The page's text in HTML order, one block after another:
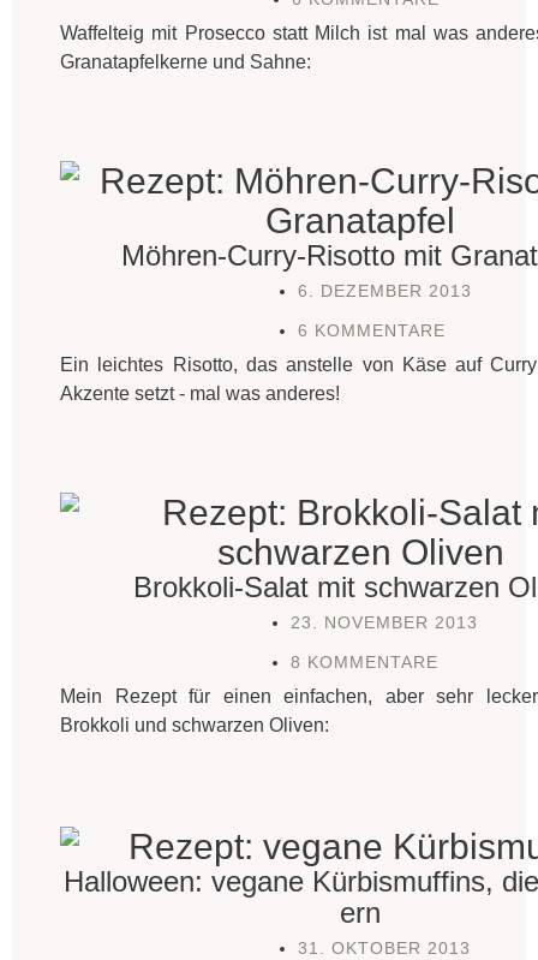
Waffelteig mit Prosecco statt Milch ist mal was
Granatapfelkerne und Sahne:
Möhren-Curry-Risotto mit
6. DEZEMBER 2013
6 KOMMENTARE
Ein leichtes Risotto, das anstelle von Käse auf
Akzente setzt - mal was anderes!
Brokkoli-Salat mit schwarzen
23. NOVEMBER 2013
8 KOMMENTARE
Mein Rezept für einen einfachen, aber sehr
Brokkoli und schwarzen Oliven:
Halloween: vegane Kürbismuffins,
ern
31. OKTOBER 2013